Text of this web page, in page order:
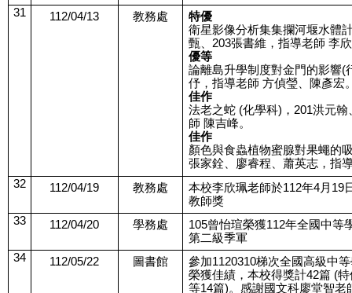
31
112/04/13 教務處
特優
衛星影像分析集集攔河堰水體
甄、203張書維，指導老師 李
優等
論離島升學制度對金門的影響(
伃，指導老師 方偵瑩、陳彥宏
佳作
法老之蛇 (化學科)，201洪元
師 陳吉峰。
佳作
顏色與食蟲植物蜜腺對果蠅的
張家銓、廖睿程、蕭英志，指
32
112/04/19 教務處
本校李欣珮老師於112年4月19
教師獎
33
112/04/20 學務處
105曾怡瑄榮獲112年全國中等
第二級季軍
34
112/05/22 圖書館
參加1120310梯次全國高級中
榮獲佳績，本校得獎計42篇 (
等14篇)。感謝國文科廖堂智老